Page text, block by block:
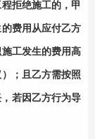
拒绝施工的，甲
费用从应付乙方
工发生的费用高
；且乙方需按照
若因乙方行为导